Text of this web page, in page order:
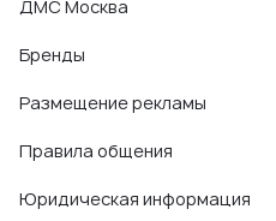
ДМС Москва
Бренды
Размещение рекламы
Правила общения
Юридическая информация